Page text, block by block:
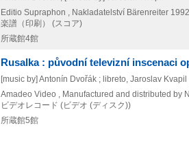
Editio Supraphon , Nakladatelství Bärenreiter 1992
楽譜（印刷） (スコア)
所蔵館4館
Rusalka : původní televizní inscenaci
[music by] Antonín Dvořák ; libreto, Jaroslav
Amadeo Video , Manufactured and distributed by
ビデオレコード (ビデオ (ディスク))
所蔵館5館